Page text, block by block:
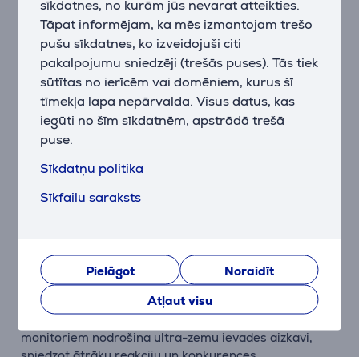
sīkdatnes, no kurām jūs nevarat atteikties.
Tāpat informējam, ka mēs izmantojam trešo
pušu sīkdatnes, ko izveidojuši citi
pakalpojumu sniedzēji (trešās puses). Tās tiek
sūtītas no ierīcēm vai domēniem, kurus šī
tīmekļa lapa nepārvalda. Visus datus, kas
iegūti no šīm sīkdatnēm, apstrādā trešā
puse.
Sīkdatņu politika
Sīkfailu saraksts
Pielāgot
Noraidīt
Atļaut visu
Precīza vadība katrā kustībā
HyperX Custom Core sensors nodrošina līdz 12 000
DPI un 1000 Hz frekvenci, garantējot ultra-atsaucīgu
un precīzu izsekošanu jebkurā spēles situācijā.
Izturīgi TTC Gold slēdži
Pogas ar TTC Gold slēdžiem iztur līdz 20 miljoniem
klikšķu, saglabājot konsekventu sajūtu un uzticamību
arī intensīvās spēļu situācijās.
citas detaļas, pielāgojot peli savam spēles stilam.
NVIDIA Reflex atbalsts
Oficiāli Reflex Validated — kombinācijā ar G-SYNC
monitoriem nodrošina ultra-zemu ievades aizkavi,